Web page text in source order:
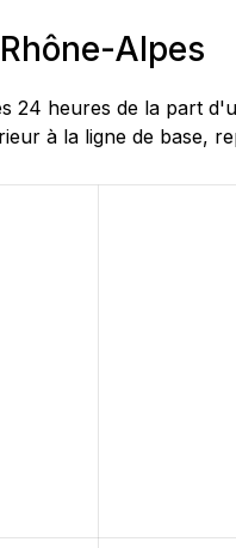
Alpes
24 heures de la part
à la ligne de base,